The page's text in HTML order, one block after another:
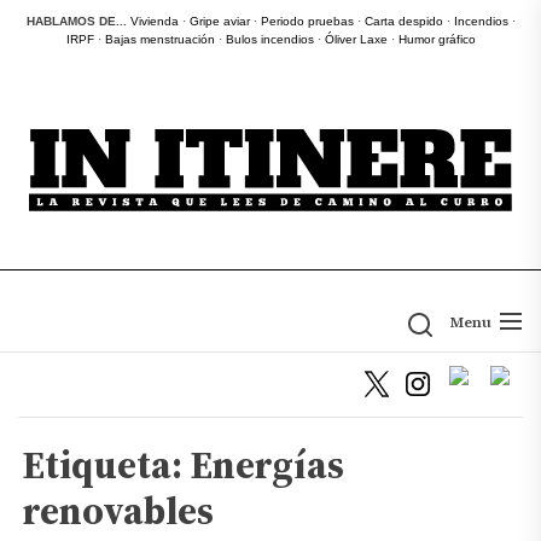
SkipHABLAMOS DE... Vivienda · Gripe aviar· Periodo pruebas· Carta despido· Incendios·
IRPF· Bajas menstruación · Bulos incendios· Óliver Laxe · Humor gráfico
Menu
Etiqueta:Energías
renovables